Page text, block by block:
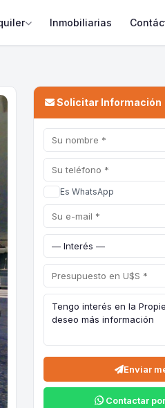
Inmobiliarias
Solicitar Información
Es WhatsApp
Enviar
Contactar